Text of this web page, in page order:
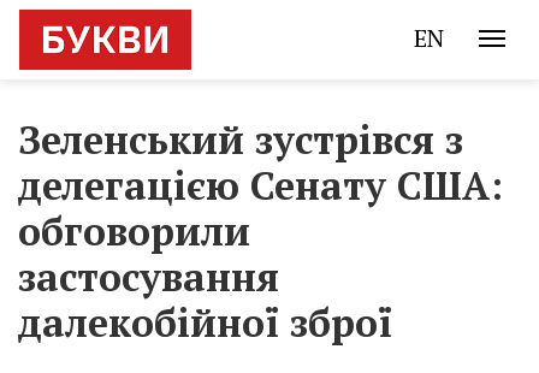
EN
Зеленський зустрівся з
делегацією Сенату США:
обговорили
застосування
далекобійної зброї